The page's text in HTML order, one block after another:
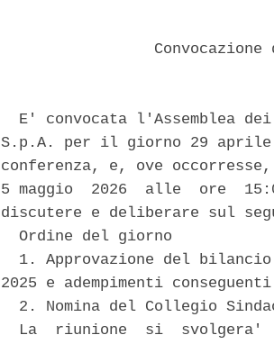
E' convocata l'Assemblea
S.p.A. per il giorno 29
conferenza, e, ove
5 maggio  2026  alle  ore
discutere e deliberare sul
  Ordine del giorno
1. Approvazione del
2025 e adempimenti
2. Nomina del Collegio
La  riunione  si  svolgera'